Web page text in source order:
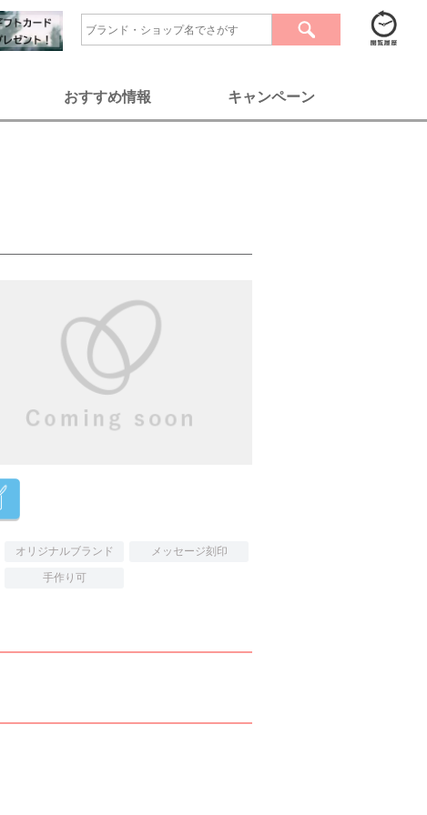
おすすめ情報 キャンペーン
オリジナルブランド メッセージ刻印
手作り可